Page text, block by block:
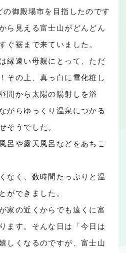
御殿場市を目指したのです
ら見える富士山がどんどん
ぐ裾まで来ていました。
縁遠い母親にとって、ただ
その上、真っ白に雪化粧し
間から太陽の陽射しを浴
がらゆっくり温泉につかる
そうでした。
呂や露天風呂などをあちこ
なく、数時間たっぷりと温
ができました。
家の近くからでも遠くに富
ます。そんな日は「今日は
しくなるのですが、富士山